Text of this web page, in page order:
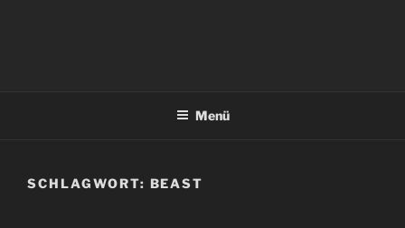
Menü
SCHLAGWORT: BEAST